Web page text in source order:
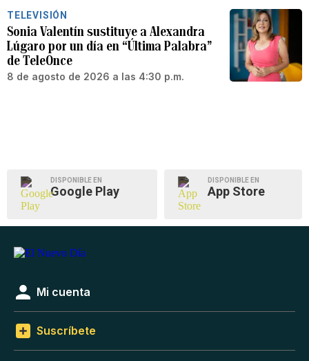
TELEVISIÓN
Sonia Valentín sustituye a Alexandra
Lúgaro por un día en “Última Palabra”
de TeleOnce
8 de agosto de 2026 a las 4:30 p.m.
DISPONIBLE EN
Google Play
DISPONIBLE EN
App Store
Mi cuenta
Suscríbete